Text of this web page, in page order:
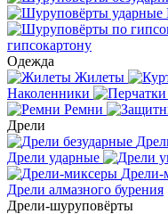
гипсокартону
Одежда
Жилеты
Наколенники
Ремни
Дрели
Дрели ударные
Дрели-
Дрели алмазного бурения
Дрели-шуруповёрты